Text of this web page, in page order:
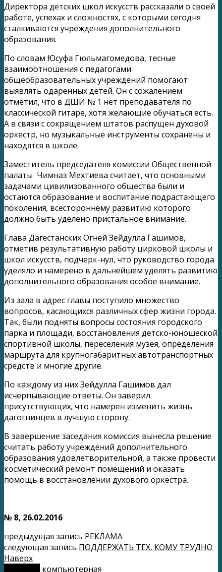
Директора детских школ искусств рассказали о своей
работе, успехах и сложностях, с которыми сегодня
сталкиваются учреждения дополнительного
образования.
По словам Юсуфа Гюльмагомедова, тесные
взаимоотношения с педагогами
общеобразовательных учреждений помогают
выявлять одаренных детей. Он с сожалением
отметил, что в ДШИ № 1 нет преподавателя по
классической гитаре, хотя желающие обучаться есть.
А в связи с сокращением штатов распущен духовой
оркестр, но музыкальные инструменты сохранены и
находятся в школе.
Заместитель председателя комиссии Общественной
палаты Чимназ Мехтиева считает, что основными
задачами цивилизованного общества были и
остаются образование и воспитание подрастающего
поколения, всестороннему развитию которого
должно быть уделено пристальное внимание.
Глава Дагестанских Огней Зейдулла Гашимов,
отметив результативную работу цирковой школы и
школ искусств, подчерк-нул, что руководство города
уделяло и намерено в дальнейшем уделять развитию
дополнительного образования особое внимание.
Из зала в адрес главы поступило множество
вопросов, касающихся различных сфер жизни города.
Так, были подняты вопросы состояния городского
парка и площади, восстановления детско-юношеской
спортивной школы, переселения музея, определения
маршрута для крупногабаритных автотранспортных
средств и многие другие.
По каждому из них Зейдулла Гашимов дал
исчерпывающие ответы. Он заверил
присутствующих, что намерен изменить жизнь
дагогнинцев в лучшую сторону.
В завершение заседания комиссия вынесла решение
считать работу учреждений дополнительного
образования удовлетворительной, а также провести
косметический ремонт помещений и оказать
помощь в восстановлении духового оркестра.
№ 8, 26.02.2016
предыдущая запись РЕКЛАМА
следующая запись ПОДДЕРЖАТЬ ТЕХ, КОМУ ТРУДНО
Наверх
компьютерная